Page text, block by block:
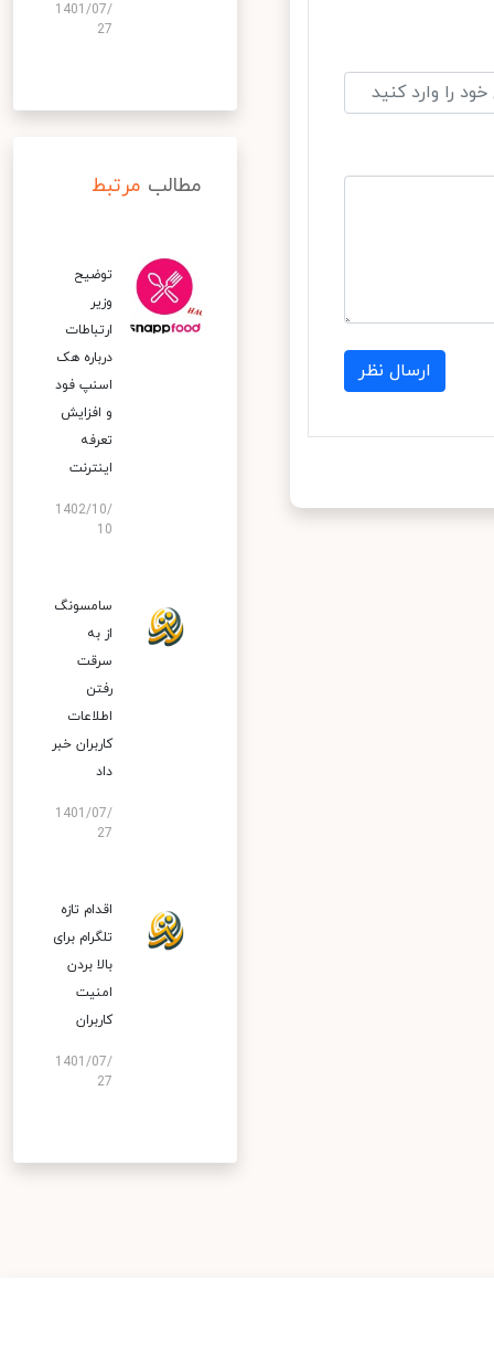
ارسال نظر
1401/07/
27
مطالب مرتبط
توضیح
وزیر
ارتباطات
درباره هک
اسنپ‌ فود
و افزایش
تعرفه
اینترنت
1402/10/
10
سامسونگ
از به
سرقت
رفتن
اطلاعات
کاربران خبر
داد
1401/07/
27
اقدام تازه
تلگرام برای
بالا بردن
امنیت
کاربران
1401/07/
27